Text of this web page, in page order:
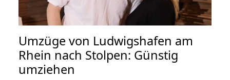
Umzüge von Ludwigshafen am
Rhein nach Stolpen: Günstig
umziehen